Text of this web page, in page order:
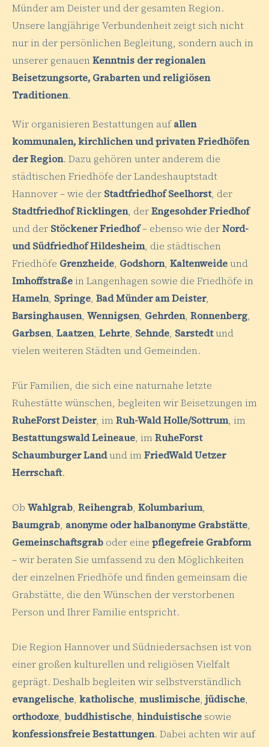
Münder am Deister und der gesamten Region.
Unsere langjährige Verbundenheit zeigt sich nicht
nur in der persönlichen Begleitung, sondern auch in
unserer genauenKenntnis der regionalen
Beisetzungsorte, Grabarten und religiösen
Traditionen.
Wir organisieren Bestattungen aufallen
kommunalen, kirchlichen und privaten Friedhöfen
der Region. Dazu gehören unter anderem die
städtischen Friedhöfe der Landeshauptstadt
Hannover – wie der Stadtfriedhof Seelhorst, der
Stadtfriedhof Ricklingen, derEngesohder Friedhof
und der Stöckener Friedhof– ebenso wie derNord-
und Südfriedhof Hildesheim, die städtischen
Friedhöfe Grenzheide, Godshorn, Kaltenweideund
Imhoffstraße in Langenhagen sowie die Friedhöfe in
Hameln, Springe, Bad Münder am Deister,
Barsinghausen, Wennigsen, Gehrden, Ronnenberg,
Garbsen, Laatzen, Lehrte, Sehnde, Sarstedtund
vielen weiteren Städten und Gemeinden.
Für Familien, die sich eine naturnahe letzte
Ruhestätte wünschen, begleiten wir Beisetzungen im
RuheForst Deister, imRuh-Wald Holle/Sottrum, im
Bestattungswald Leineaue, imRuheForst
Schaumburger Landund imFriedWald Uetzer
Herrschaft.
Ob Wahlgrab, Reihengrab, Kolumbarium,
Baumgrab, anonyme oder halbanonyme Grabstätte,
Gemeinschaftsgrab oder eine pflegefreie Grabform
– wir beraten Sie umfassend zu den Möglichkeiten
der einzelnen Friedhöfe und finden gemeinsam die
Grabstätte, die den Wünschen der verstorbenen
Person und Ihrer Familie entspricht.
Die Region Hannover und Südniedersachsen ist von
einer großen kulturellen und religiösen Vielfalt
geprägt. Deshalb begleiten wir selbstverständlich
evangelische, katholische, muslimische, jüdische,
orthodoxe, buddhistische, hinduistische sowie
konfessionsfreie Bestattungen. Dabei achten wir auf